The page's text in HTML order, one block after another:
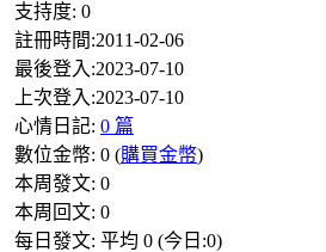
支持度: 0
註冊時間:2011-02-06
最後登入:2023-07-10
上次登入:2023-07-10
心情日記: 0 篇
數位金幣: 0 (購買金幣)
本周發文: 0
本周回文: 0
每日發文: 平均 0 (今日:0)